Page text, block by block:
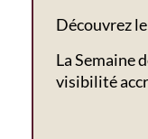
Découvrez
La Semaine
visibilité